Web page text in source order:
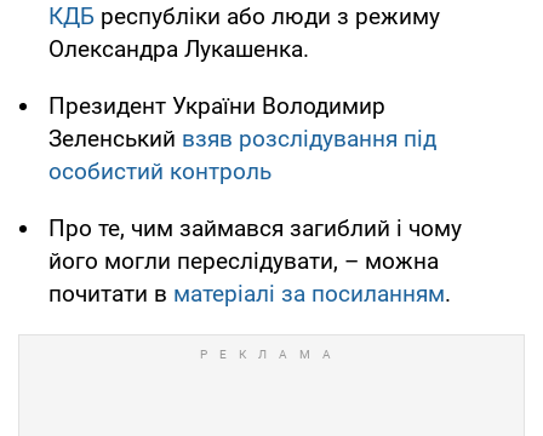
КДБ республіки або люди з режиму
Олександра Лукашенка.
Президент України Володимир
Зеленський взяв розслідування під
особистий контроль
Про те, чим займався загиблий і чому
його могли переслідувати, – можна
почитати в матеріалі за посиланням.